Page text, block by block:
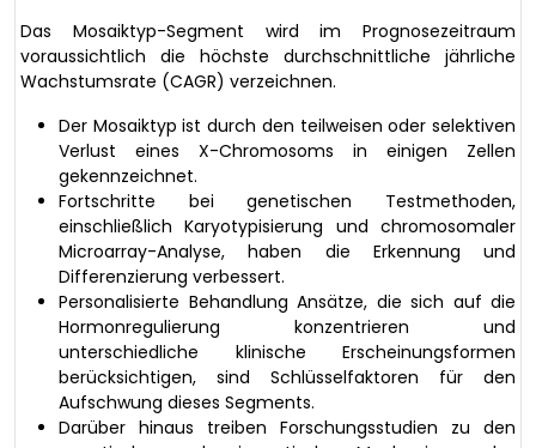
Das Mosaiktyp-Segment wird im Prognosezeitraum
voraussichtlich die höchste durchschnittliche jährliche
Wachstumsrate (CAGR) verzeichnen.
Der Mosaiktyp ist durch den teilweisen oder selektiven
Verlust eines X-Chromosoms in einigen Zellen
gekennzeichnet.
Fortschritte bei genetischen Testmethoden,
einschließlich Karyotypisierung und chromosomaler
Microarray-Analyse, haben die Erkennung und
Differenzierung verbessert.
Personalisierte Behandlung Ansätze, die sich auf die
Hormonregulierung konzentrieren und
unterschiedliche klinische Erscheinungsformen
berücksichtigen, sind Schlüsselfaktoren für den
Aufschwung dieses Segments.
Darüber hinaus treiben Forschungsstudien zu den